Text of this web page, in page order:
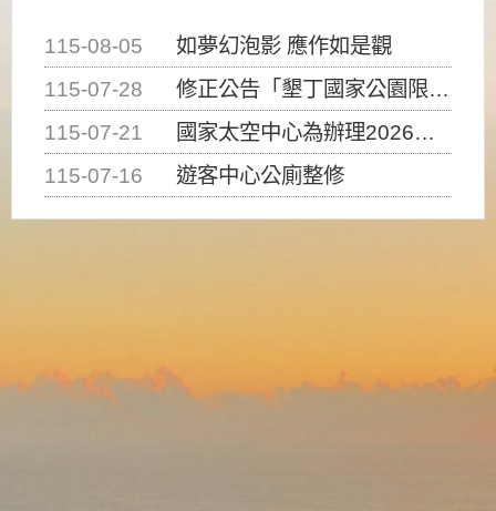
115-08-05
如夢幻泡影 應作如是觀
115-07-28
修正公告「墾丁國家公園限制水域遊憩活動之種類、範圍、時間及行為」，自即日生效。
115-07-21
國家太空中心為辦理2026台灣盃火箭競賽，陸、海、空域警戒及協調相關事宜，因颱風備案事宜
115-07-16
遊客中心公廁整修